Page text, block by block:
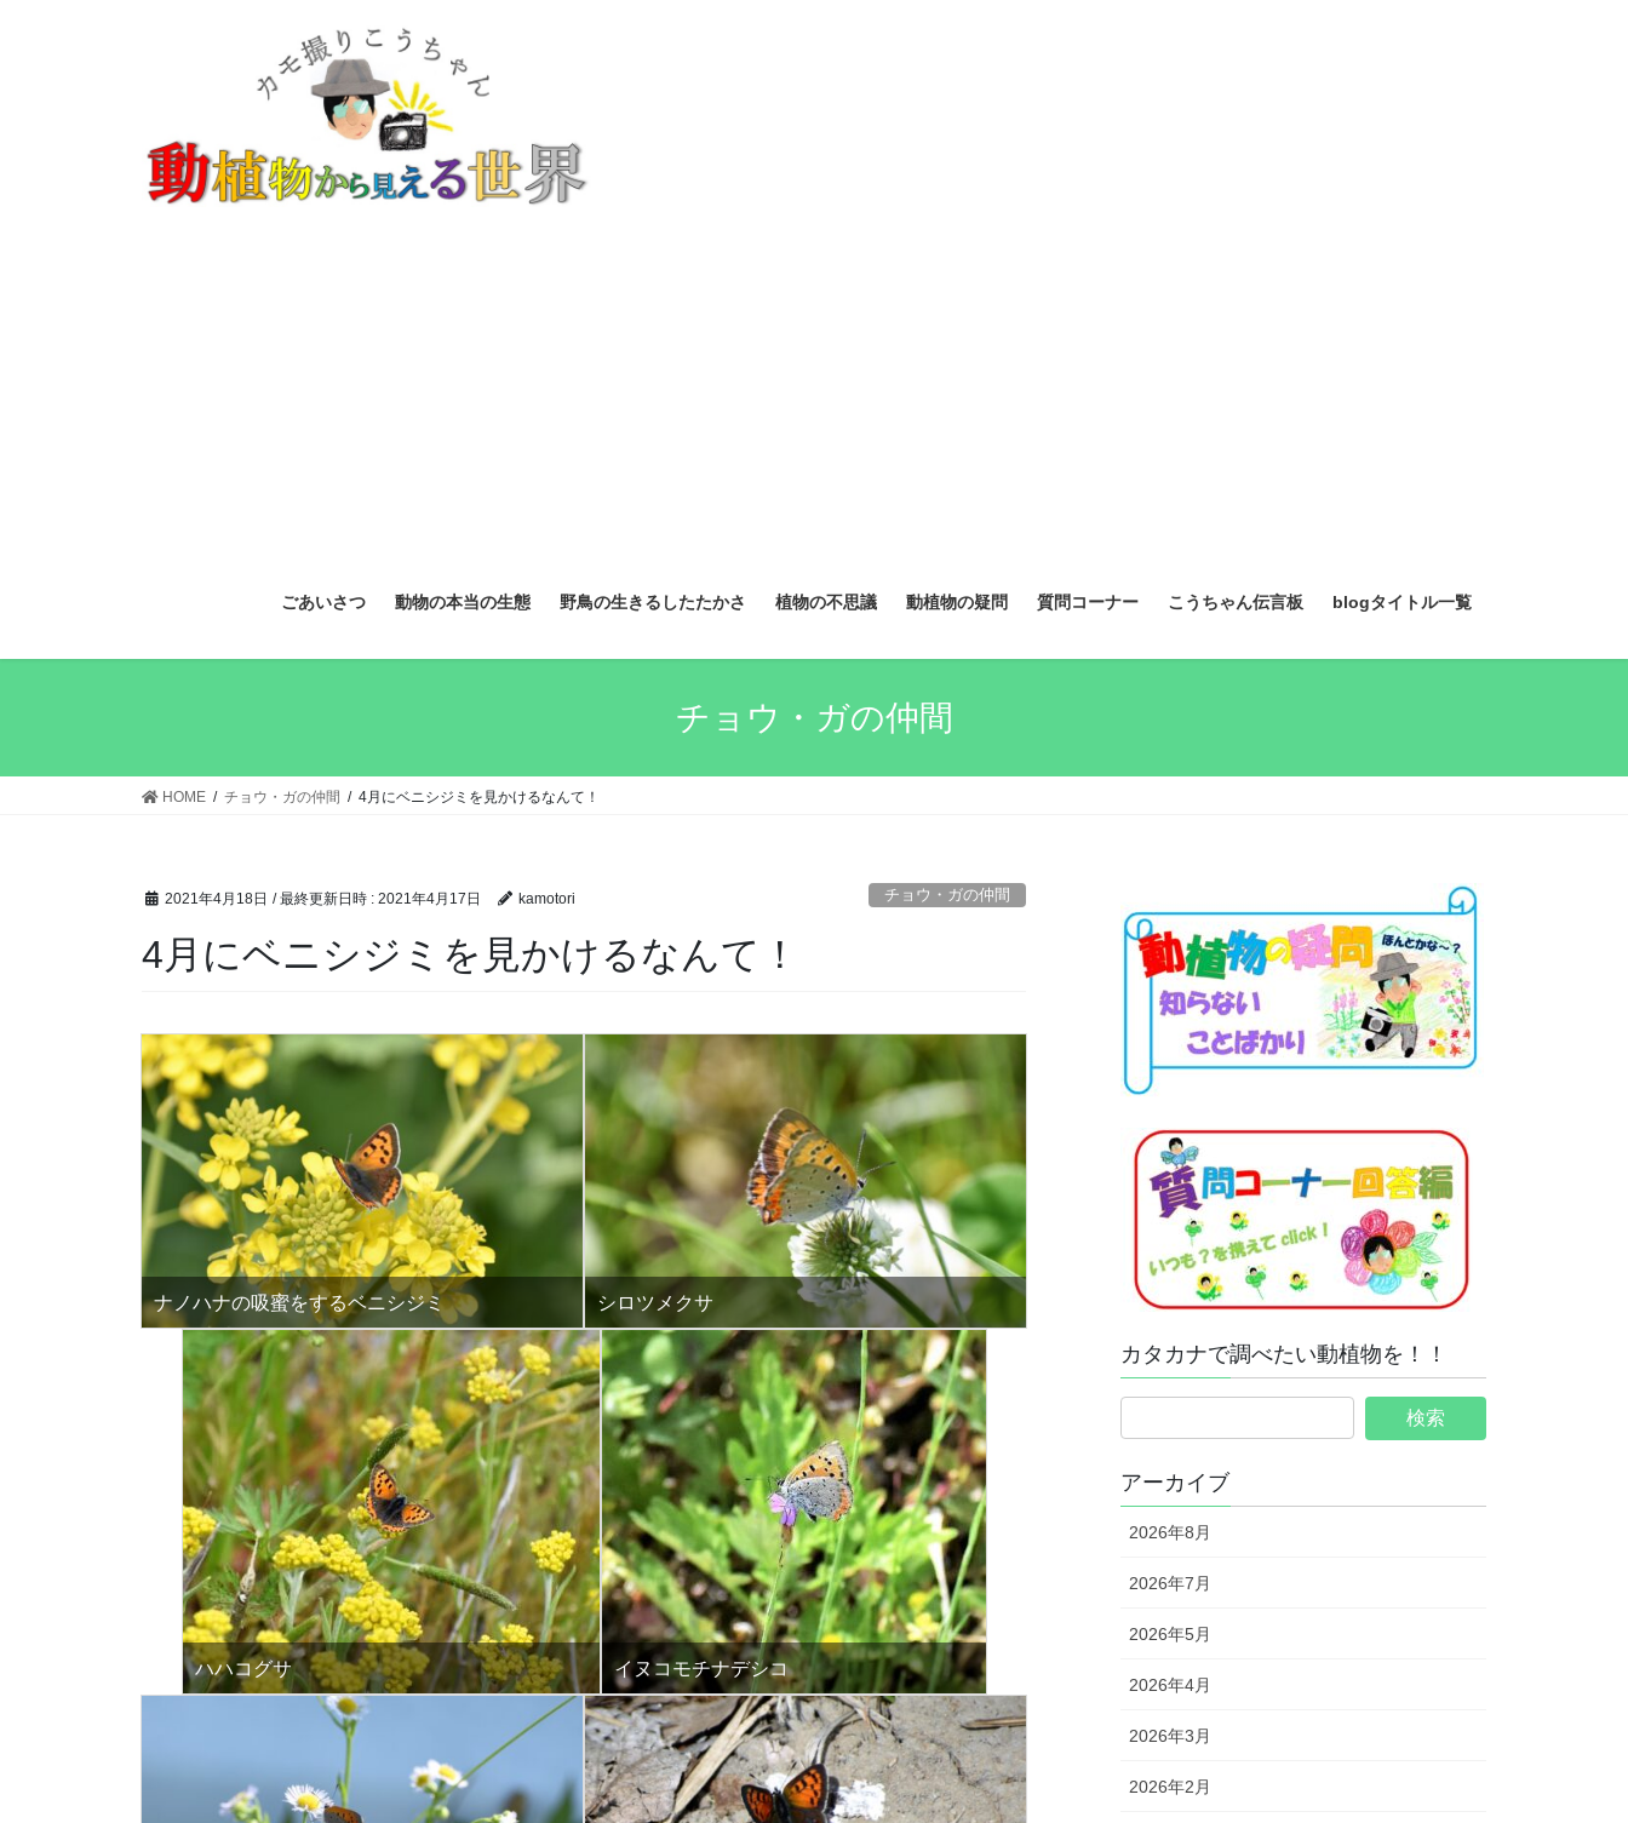
ごあいさつ 動物の本当の生態 野鳥の生きるしたたかさ 植物の不思議 動植物の疑問 質問コーナー こうちゃん伝言板 blogタイトル一覧
チョウ・ガの仲間
HOME チョウ・ガの仲間 4月にベニシジミを見かけるなんて！
2021年4月18日 / 最終更新日時 : 2021年4月17日 kamotori チョウ・ガの仲間
4月にベニシジミを見かけるなんて！
ナノハナの吸蜜をするベニシジミ シロツメクサ
ハハコグサ イヌコモチナデシコ
カタカナで調べたい動植物を！！
アーカイブ
2026年8月
2026年7月
2026年5月
2026年4月
2026年3月
2026年2月